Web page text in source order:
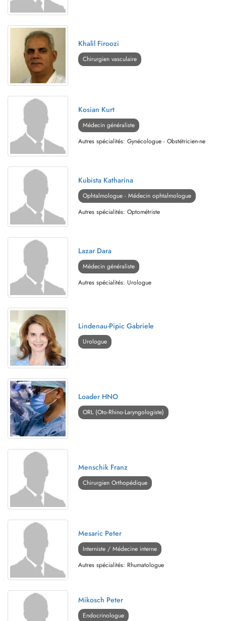
Khalil Firoozi
Chirurgien vasculaire
Kosian Kurt
Médecin généraliste
Autres spécialités: Gynécologue - Obstétricien-ne
Kubista Katharina
Ophtalmologue - Médecin ophtalmologue
Autres spécialités: Optométriste
Lazar Dara
Médecin généraliste
Autres spécialités: Urologue
Lindenau-Pipic Gabriele
Urologue
Loader HNO
ORL (Oto-Rhino-Laryngologiste)
Menschik Franz
Chirurgien Orthopédique
Mesaric Peter
Interniste / Médecine interne
Autres spécialités: Rhumatologue
Mikosch Peter
Endocrinologue